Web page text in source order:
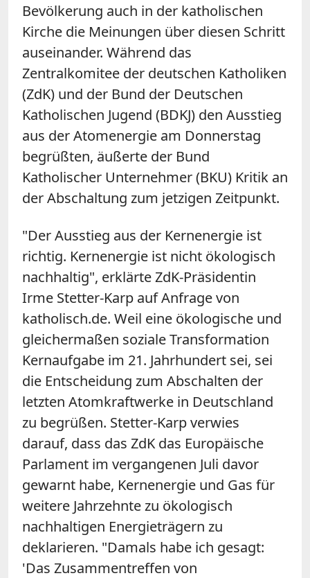
Bevölkerung auch in der katholischen
Kirche die Meinungen über diesen Schritt
auseinander. Während das
Zentralkomitee der deutschen Katholiken
(ZdK) und der Bund der Deutschen
Katholischen Jugend (BDKJ) den Ausstieg
aus der Atomenergie am Donnerstag
begrüßten, äußerte der Bund
Katholischer Unternehmer (BKU) Kritik an
der Abschaltung zum jetzigen Zeitpunkt.
"Der Ausstieg aus der Kernenergie ist
richtig. Kernenergie ist nicht ökologisch
nachhaltig", erklärte ZdK-Präsidentin
Irme Stetter-Karp auf Anfrage von
katholisch.de. Weil eine ökologische und
gleichermaßen soziale Transformation
Kernaufgabe im 21. Jahrhundert sei, sei
die Entscheidung zum Abschalten der
letzten Atomkraftwerke in Deutschland
zu begrüßen. Stetter-Karp verwies
darauf, dass das ZdK das Europäische
Parlament im vergangenen Juli davor
gewarnt habe, Kernenergie und Gas für
weitere Jahrzehnte zu ökologisch
nachhaltigen Energieträgern zu
deklarieren. "Damals habe ich gesagt:
'Das Zusammentreffen von